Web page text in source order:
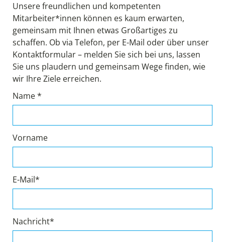
Unsere freundlichen und kompetenten
Mitarbeiter*innen können es kaum erwarten,
gemeinsam mit Ihnen etwas Großartiges zu
schaffen. Ob via Telefon, per E-Mail oder über unser
Kontaktformular – melden Sie sich bei uns, lassen
Sie uns plaudern und gemeinsam Wege finden, wie
wir Ihre Ziele erreichen.
Name *
Vorname
E-Mail*
Nachricht*